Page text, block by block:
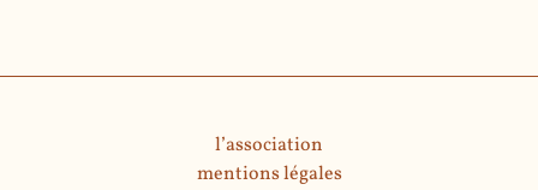
l’association
mentions légales